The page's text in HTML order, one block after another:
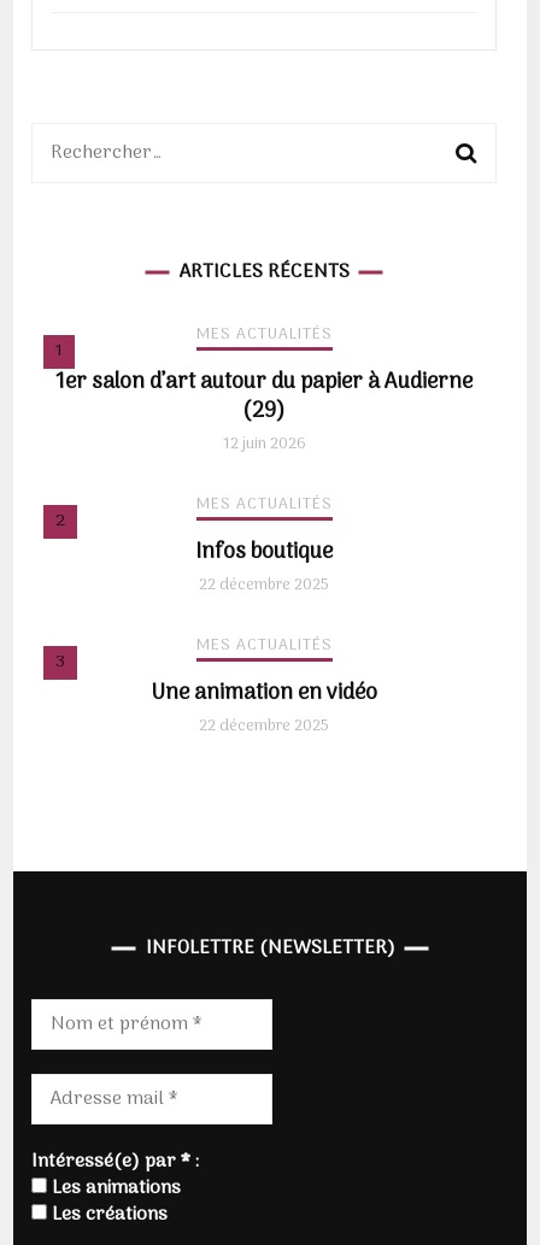
Rechercher :
ARTICLES RÉCENTS
MES ACTUALITÉS
1er salon d’art autour du papier à Audierne
(29)
12 juin 2026
MES ACTUALITÉS
Infos boutique
22 décembre 2025
MES ACTUALITÉS
Une animation en vidéo
22 décembre 2025
INFOLETTRE (NEWSLETTER)
Intéressé(e) par * :
Les animations
Les créations